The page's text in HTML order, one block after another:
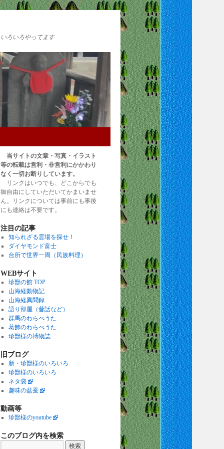
いろいろやってます
当サイトの文章・写真・イラスト
等の転載は営利・非営利にかかわり
なく一切お断りしています。
リンクはいつでも、どこからでも
御自由にしていただいてかまいませ
ん。リンクについては事前にも事後
にも連絡は不要です。
注目の記事
知られざる霊場を探せ！
ダイヤモンド富士
台所で世界一周（民族料理）
WEBサイト
珍獣の館 TOP
山海経動物記
山海経異聞録
語り部屋（昔話など）
群馬のわらべうた
葛飾のわらべうた
珍獣様の博物誌
旧ブログ
新・珍獣様のいろいろ
珍獣様のいろいろ
ネタ袋
趣味の盆蚕
動画等
珍獣様のyoutube
このブログ内を検索